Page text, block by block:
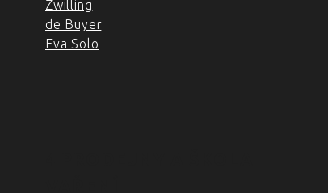
Zwilling
de Buyer
Eva Solo